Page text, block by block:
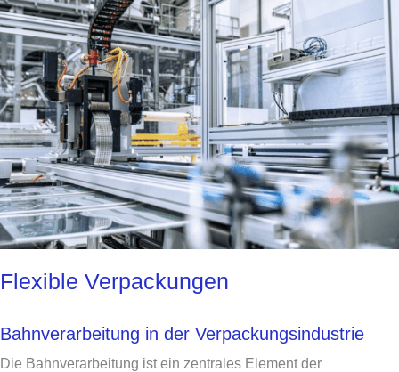
Flexible Verpackungen
Bahnverarbeitung in der Verpackungsindustrie
Die Bahnverarbeitung ist ein zentrales Element der